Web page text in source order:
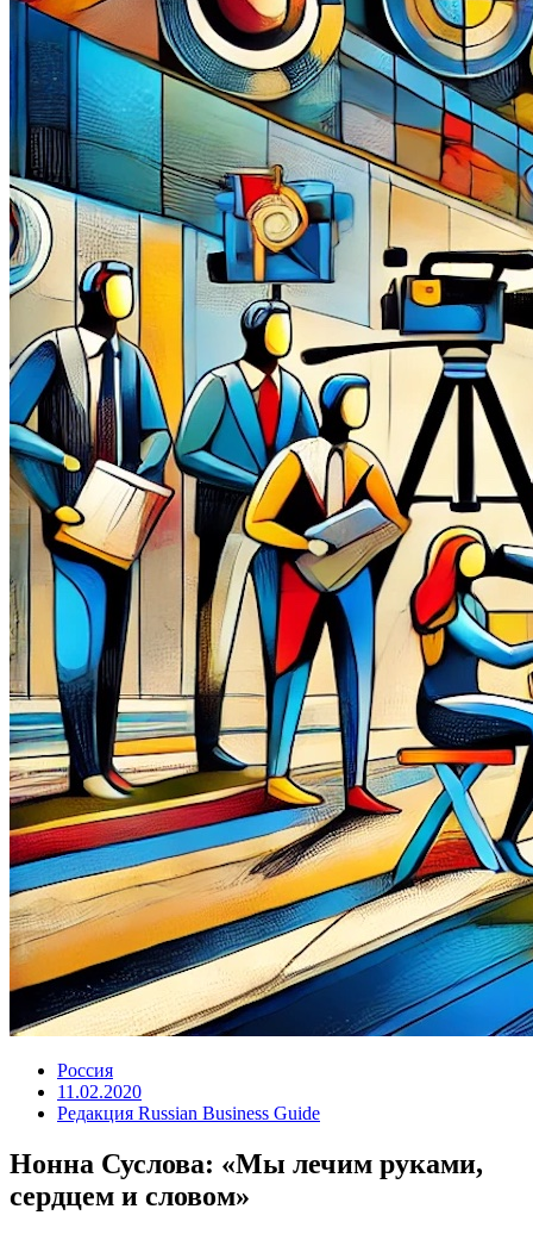
Россия
11.02.2020
Редакция Russian Business Guide
Нонна Суслова: «Мы лечим руками,
сердцем и словом»